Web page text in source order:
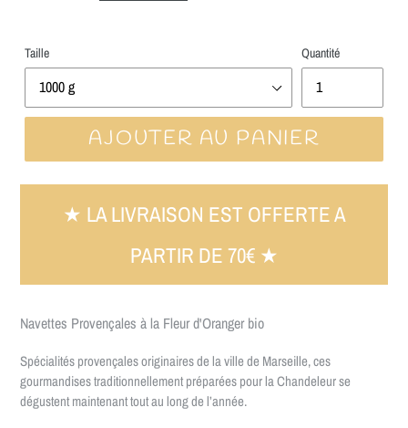
Taille Quantité
AJOUTER AU PANIER
★ LA LIVRAISON EST OFFERTE A
PARTIR DE 70€ ★
Navettes Provençales à la Fleur d'Oranger bio
Spécialités provençales originaires de la ville de Marseille, ces
gourmandises traditionnellement préparées pour la Chandeleur se
dégustent maintenant tout au long de l’année.